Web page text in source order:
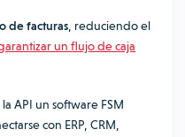
de facturas , reduciendo el
un flujo de caja
API un software FSM
con ERP, CRM,